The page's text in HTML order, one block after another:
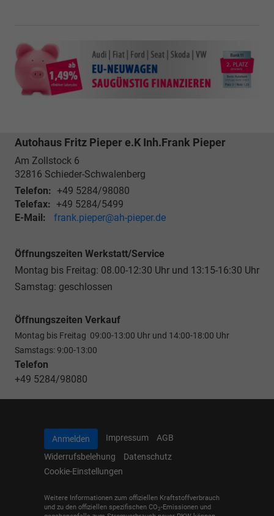
Autohaus Fritz Pieper e.K Inh.Frank Pieper
Am Zollstock 6
32816 Schieder-Schwalenberg
Telefon: +49 5284/98080
Telefax: +49 5284/5499
E-Mail:
frank.pieper@ah-pieper.de
Öffnungszeiten Werkstatt/Service
Montag bis Freitag: 08.00-12:30 Uhr und 13:15-16:30 Uhr
Samstag: geschlossen
Öffnungszeiten Verkauf
Montag bis Freitag 09:00-13:00 Uhr und 14:00-18:00 Uhr
Samstags: 9:00-13:00
Telefon
+49 5284/98080
Anmelden Impressum
AGB
Widerrufsbelehung
Datenschutz
Cookie-Einstellungen
Weitere Informationen zum offiziellen Kraftstoffverbrauch
und zu den offiziellen spezifischen CO2-Emissionen und